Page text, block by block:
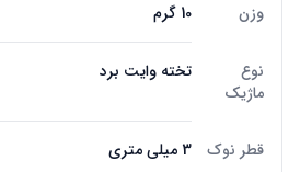
وزن 10 گرم
نوع
ماژیک
تخته وایت برد
قطر نوک 3 میلی متری